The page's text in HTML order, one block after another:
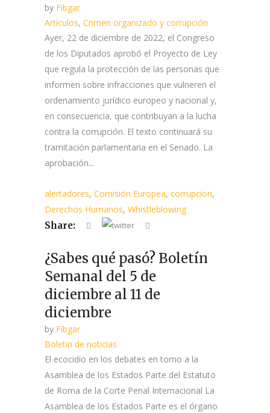
by Fibgar
Artículos, Crimen organizado y corrupción
Ayer, 22 de diciembre de 2022, el Congreso
de los Diputados aprobó el Proyecto de Ley
que regula la protección de las personas que
informen sobre infracciones que vulneren el
ordenamiento jurídico europeo y nacional y,
en consecuencia, que contribuyan a la lucha
contra la corrupción. El texto continuará su
tramitación parlamentaria en el Senado. La
aprobación...
alertadores, Comisión Europea, corrupcion,
Derechos Humanos, Whistleblowing
Share:
¿Sabes qué pasó? Boletín
Semanal del 5 de
diciembre al 11 de
diciembre
by Fibgar
Boletin de noticias
El ecocidio en los debates en torno a la
Asamblea de los Estados Parte del Estatuto
de Roma de la Corte Penal Internacional La
Asamblea de los Estados Parte es el órgano